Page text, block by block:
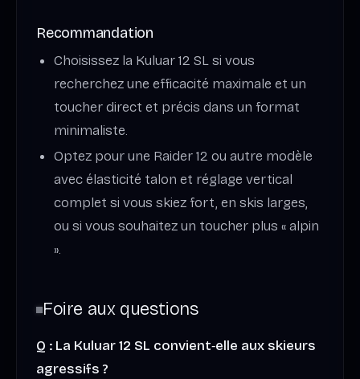
Recommandation
Choisissez la Kuluar 12 SL si vous
recherchez une efficacité maximale et un
toucher direct et précis dans un format
minimaliste.
Optez pour une Raider 12 ou autre modèle
avec élasticité talon et réglage vertical
complet si vous skiez fort, en skis larges,
ou si vous souhaitez un toucher plus « alpin
».
Foire aux questions
Q : La Kuluar 12 SL convient‑elle aux skieurs
agressifs ?